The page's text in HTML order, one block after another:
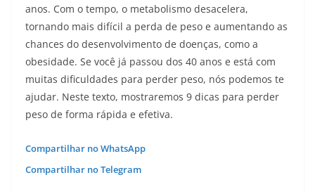
anos. Com o tempo, o metabolismo desacelera,
tornando mais difícil a perda de peso e aumentando as
chances do desenvolvimento de doenças, como a
obesidade. Se você já passou dos 40 anos e está com
muitas dificuldades para perder peso, nós podemos te
ajudar. Neste texto, mostraremos 9 dicas para perder
peso de forma rápida e efetiva.
Compartilhar no WhatsApp
Compartilhar no Telegram